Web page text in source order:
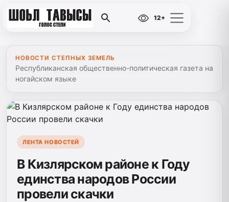
12+
НОВОСТИ СТЕПНЫХ ЗЕМЕЛЬ
Республиканская общественно-политическая газета на
ногайском языке
ЛЕНТА НОВОСТЕЙ
В Кизлярском районе к Году
единства народов России
провели скачки